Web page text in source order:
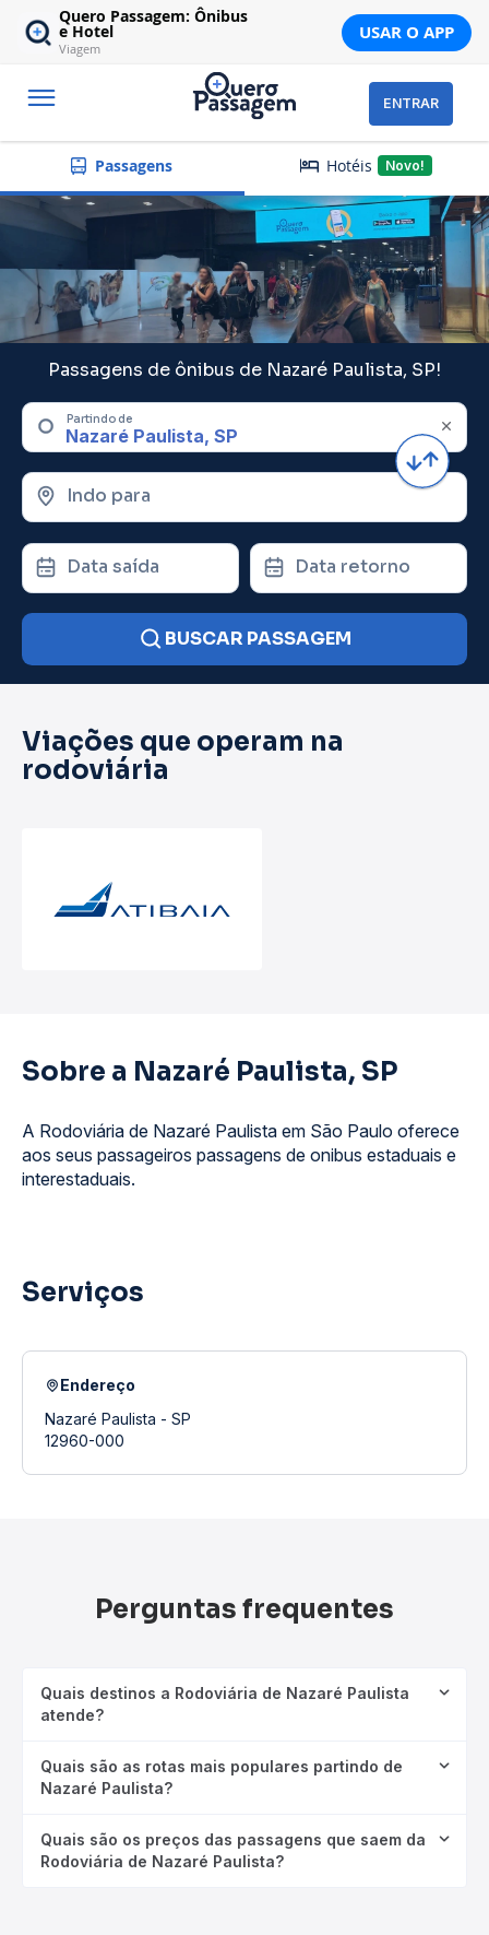
Quero Passagem: Ônibus
e Hotel
Viagem
USAR O APP
ENTRAR
Passagens Hotéis Novo!
Passagens de ônibus de Nazaré Paulista, SP!
Partindo de
Indo para
Data saída Data retorno
BUSCAR PASSAGEM
Viações que operam na
rodoviária
Sobre a Nazaré Paulista, SP
A Rodoviária de Nazaré Paulista em São Paulo oferece
aos seus passageiros passagens de onibus estaduais e
interestaduais.
Serviços
Endereço
Nazaré Paulista - SP
12960-000
Perguntas frequentes
Quais destinos a Rodoviária de Nazaré Paulista
atende?
Quais são as rotas mais populares partindo de
Nazaré Paulista?
Quais são os preços das passagens que saem da
Rodoviária de Nazaré Paulista?